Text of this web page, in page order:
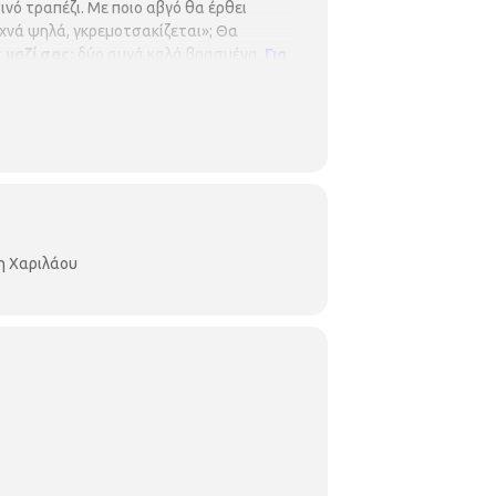
τραπέζι. Με ποιο αβγό θα έρθει
ψηλά, γκρεμοτσακίζεται»; Θα
σας δύο αυγά καλά βρασμένα. Για
Χαριλάου